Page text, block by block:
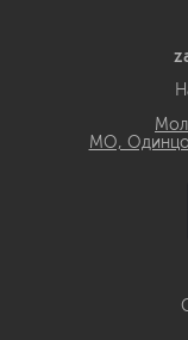
МО,